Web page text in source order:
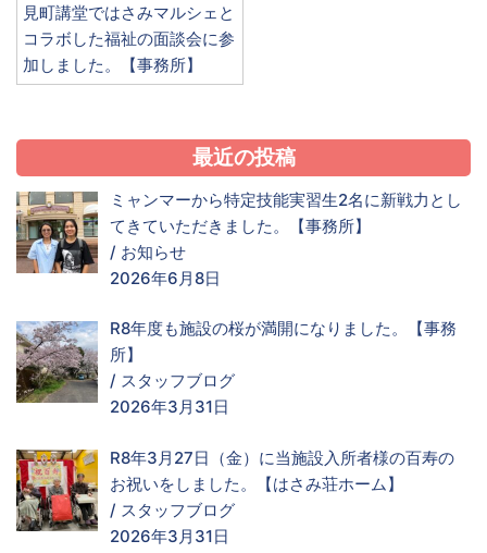
見町講堂ではさみマルシェと
コラボした福祉の面談会に参
加しました。【事務所】
最近の投稿
ミャンマーから特定技能実習生2名に新戦力とし
てきていただきました。【事務所】
/ お知らせ
2026年6月8日
R8年度も施設の桜が満開になりました。【事務
所】
/ スタッフブログ
2026年3月31日
R8年3月27日（金）に当施設入所者様の百寿の
お祝いをしました。【はさみ荘ホーム】
/ スタッフブログ
2026年3月31日